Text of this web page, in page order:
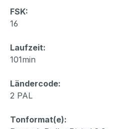
FSK:
16
Laufzeit:
101min
Ländercode:
2 PAL
Tonformat(e):